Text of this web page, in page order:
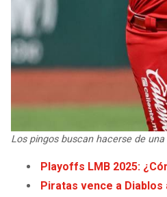
Los pingos buscan hacerse de
Playoffs LMB 2025:
Piratas vence a Diablos